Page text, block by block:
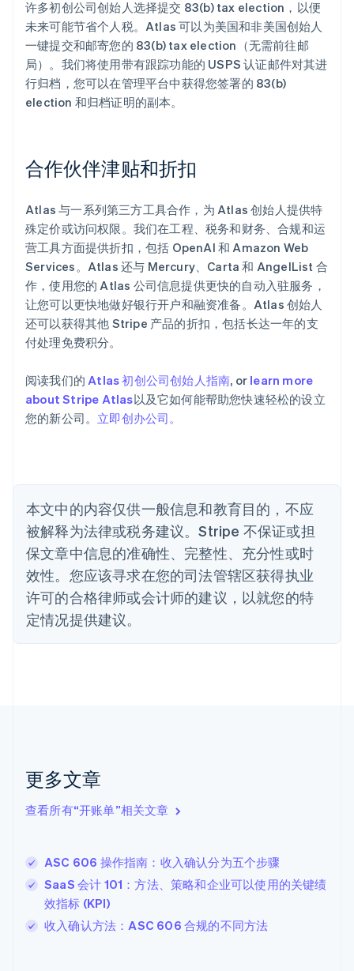
许多初创公司创始人选择提交 83(b) tax election，以便
未来可能节省个人税。Atlas 可以为美国和非美国创始人
一键提交和邮寄您的 83(b) tax election（无需前往邮
局）。我们将使用带有跟踪功能的 USPS 认证邮件对其进
行归档，您可以在管理平台中获得您签署的 83(b)
election 和归档证明的副本。
合作伙伴津贴和折扣
Atlas 与一系列第三方工具合作，为 Atlas 创始人提供特
殊定价或访问权限。我们在工程、税务和财务、合规和运
营工具方面提供折扣，包括 OpenAI 和 Amazon Web
Services。Atlas 还与 Mercury、Carta 和 AngelList 合
作，使用您的 Atlas 公司信息提供更快的自动入驻服务，
让您可以更快地做好银行开户和融资准备。Atlas 创始人
还可以获得其他 Stripe 产品的折扣，包括长达一年的支
付处理免费积分。
阅读我们的Atlas 初创公司创始人指南, or learn more
about Stripe Atlas以及它如何能帮助您快速轻松的设立
您的新公司。 立即创办公司。
本文中的内容仅供一般信息和教育目的，不应
被解释为法律或税务建议。Stripe 不保证或担
保文章中信息的准确性、完整性、充分性或时
效性。您应该寻求在您的司法管辖区获得执业
许可的合格律师或会计师的建议，以就您的特
定情况提供建议。
更多文章
查看所有“开账单”相关文章
ASC 606 操作指南：收入确认分为五个步骤
SaaS 会计 101：方法、策略和企业可以使用的关键绩
效指标 (KPI)
收入确认方法：ASC 606 合规的不同方法
阿联酋
English
爱尔兰
English
爱沙尼亚
English
澳大利亚
English
巴西
比利时
波兰
English
丹麦
English
德国
Deutsch English
法国
FrançaisEnglish
芬兰
克罗地亚
EnglishItaliano
拉脱维亚
English
列支敦士登
DeutschEnglish
卢森堡
Français
罗马尼亚